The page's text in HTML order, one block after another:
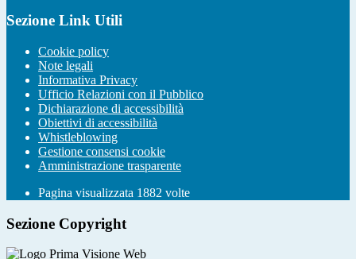
Sezione Link Utili
Cookie policy
Note legali
Informativa Privacy
Ufficio Relazioni con il Pubblico
Dichiarazione di accessibilità
Obiettivi di accessibilità
Whistleblowing
Gestione consensi cookie
Amministrazione trasparente
Pagina visualizzata 1882 volte
Sezione Copyright